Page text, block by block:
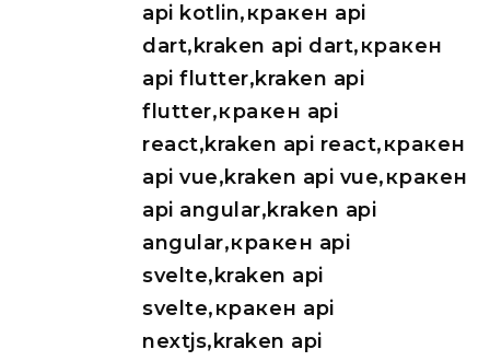
api kotlin,кракен api
dart,kraken api dart,кракен
api flutter,kraken api
flutter,кракен api
react,kraken api react,кракен
api vue,kraken api vue,кракен
api angular,kraken api
angular,кракен api
svelte,kraken api
svelte,кракен api
nextjs,kraken api